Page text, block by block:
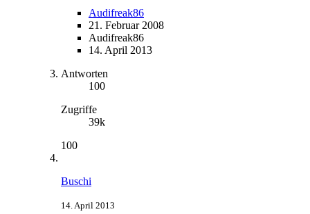
Audifreak86
21. Februar 2008
Audifreak86
14. April 2013
Antworten
100
Zugriffe
39k
100
Buschi
14. April 2013